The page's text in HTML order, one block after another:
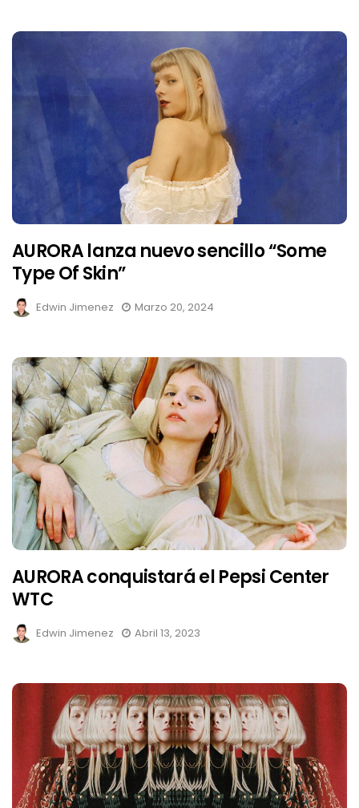
AURORA lanza nuevo sencillo “Some
Type Of Skin”
Edwin Jimenez Marzo 20, 2024
AURORA conquistará el Pepsi Center
WTC
Edwin Jimenez Abril 13, 2023